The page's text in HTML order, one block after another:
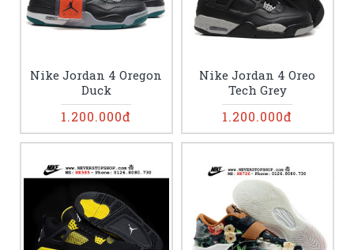
Nike Jordan 4 Oregon
Duck
1.200.000đ
Nike Jordan 4 Oreo
Tech Grey
1.200.000đ